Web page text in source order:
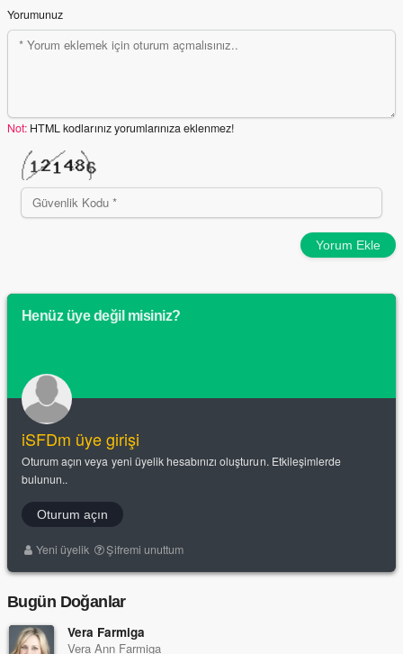
Yorumunuz
Not: HTML kodlarınız yorumlarınıza eklenmez!
Yorum Ekle
Henüz üye değil misiniz?
iSFDm üye girişi
Oturum açın veya yeni üyelik hesabınızı oluşturun. Etkileşimlerde
bulunun..
Oturum açın
Yeni üyelik Şifremi unuttum
Bugün Doğanlar
Vera Farmiga
Vera Ann Farmiga